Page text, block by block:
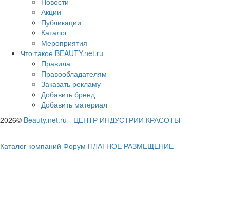
Акции
Публикации
Каталог
Мероприятия
Что такое BEAUTY.net.ru
Правила
Правообладателям
Заказать рекламу
Добавить бренд
Добавить материал
2026© Beauty.net.ru - ЦЕНТР ИНДУСТРИИ КРАСОТЫ
Каталог компаний Форум ПЛАТНОЕ РАЗМЕЩЕНИЕ